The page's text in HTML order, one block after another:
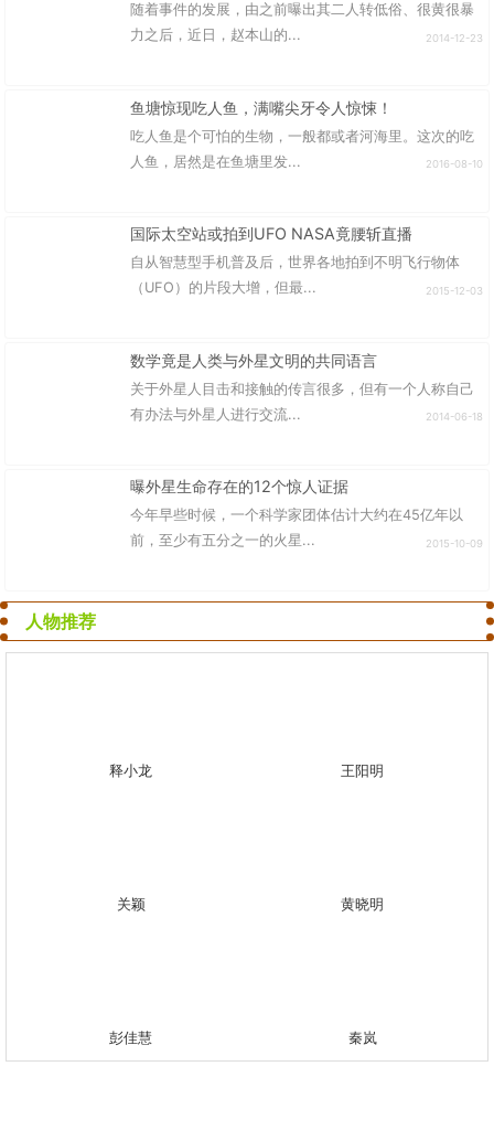
随着事件的发展，由之前曝出其二人转低俗、很黄很暴
力之后，近日，赵本山的...
2014-12-23
鱼塘惊现吃人鱼，满嘴尖牙令人惊悚！
吃人鱼是个可怕的生物，一般都或者河海里。这次的吃
人鱼，居然是在鱼塘里发...
2016-08-10
国际太空站或拍到UFO NASA竟腰斩直播
自从智慧型手机普及后，世界各地拍到不明飞行物体
（UFO）的片段大增，但最...
2015-12-03
数学竟是人类与外星文明的共同语言
关于外星人目击和接触的传言很多，但有一个人称自己
有办法与外星人进行交流...
2014-06-18
曝外星生命存在的12个惊人证据
今年早些时候，一个科学家团体估计大约在45亿年以
前，至少有五分之一的火星...
2015-10-09
人物推荐
释小龙 王阳明
关颖 黄晓明
彭佳慧 秦岚